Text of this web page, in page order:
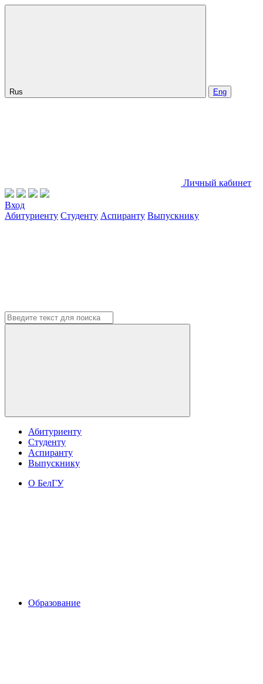
Rus Eng
Личный кабинет
Вход
Абитуриенту Студенту Аспиранту Выпускнику
Абитуриенту
Студенту
Аспиранту
Выпускнику
О БелГУ
Образование